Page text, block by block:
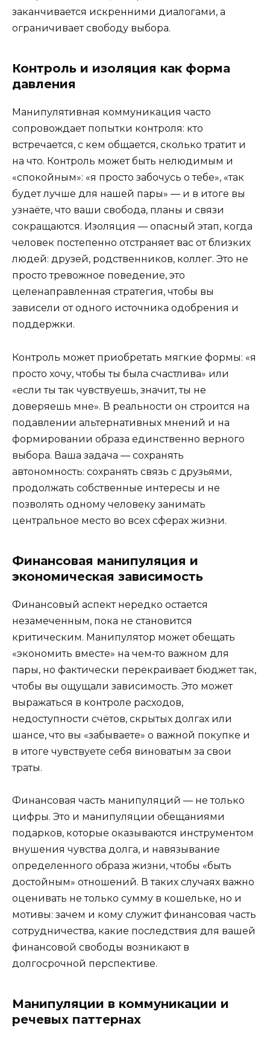
заканчивается искренними диалогами, а
ограничивает свободу выбора.
Контроль и изоляция как форма
давления
Манипулятивная коммуникация часто
сопровождает попытки контроля: кто
встречается, с кем общается, сколько тратит и
на что. Контроль может быть нелюдимым и
«спокойным»: «я просто забочусь о тебе», «так
будет лучше для нашей пары» — и в итоге вы
узнаёте, что ваши свобода, планы и связи
сокращаются. Изоляция — опасный этап, когда
человек постепенно отстраняет вас от близких
людей: друзей, родственников, коллег. Это не
просто тревожное поведение, это
целенаправленная стратегия, чтобы вы
зависели от одного источника одобрения и
поддержки.
Контроль может приобретать мягкие формы: «я
просто хочу, чтобы ты была счастлива» или
«если ты так чувствуешь, значит, ты не
доверяешь мне». В реальности он строится на
подавлении альтернативных мнений и на
формировании образа единственно верного
выбора. Ваша задача — сохранять
автономность: сохранять связь с друзьями,
продолжать собственные интересы и не
позволять одному человеку занимать
центральное место во всех сферах жизни.
Финансовая манипуляция и
экономическая зависимость
Финансовый аспект нередко остается
незамеченным, пока не становится
критическим. Манипулятор может обещать
«экономить вместе» на чем‑то важном для
пары, но фактически перекраивает бюджет так,
чтобы вы ощущали зависимость. Это может
выражаться в контроле расходов,
недоступности счётов, скрытых долгах или
шансе, что вы «забываете» о важной покупке и
в итоге чувствуете себя виноватым за свои
траты.
Финансовая часть манипуляций — не только
цифры. Это и манипуляции обещаниями
подарков, которые оказываются инструментом
внушения чувства долга, и навязывание
определенного образа жизни, чтобы «быть
достойным» отношений. В таких случаях важно
оценивать не только сумму в кошельке, но и
мотивы: зачем и кому служит финансовая часть
сотрудничества, какие последствия для вашей
финансовой свободы возникают в
долгосрочной перспективе.
Манипуляции в коммуникации и
речевых паттернах